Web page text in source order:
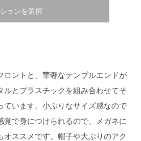
ョンを選択
ロントと、華奢なテンプルエンドが
ルとプラスチックを組み合わせてそ
ています。小ぶりなサイズ感なので
覚で身につけられるので、メガネに
オススメです。帽子や大ぶりのアク